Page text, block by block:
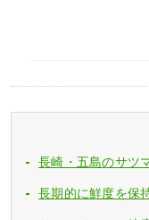
長崎・五島のサツ
長期的に鮮度を保